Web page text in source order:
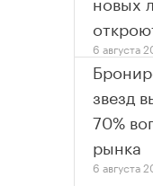
6 августа
звезд
70%
рынка
6 августа